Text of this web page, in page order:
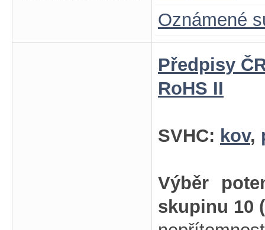
Oznámené
Předpisy
RoHS II
SVHC: kov,
Výběr
skupinu 10